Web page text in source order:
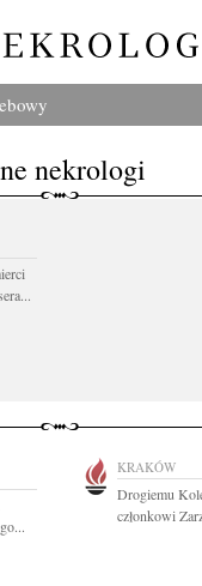
nekrologi
KRAKÓW
Drogiemu
członkowi